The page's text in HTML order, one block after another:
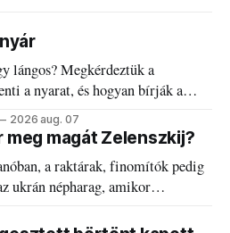
lángos? Megkérdeztük a
a nyarat, és hogyan bírják a
2026 aug. 07
meg magát Zelenszkij?
a raktárak, finomítók pedig
ukrán népharag, amikor